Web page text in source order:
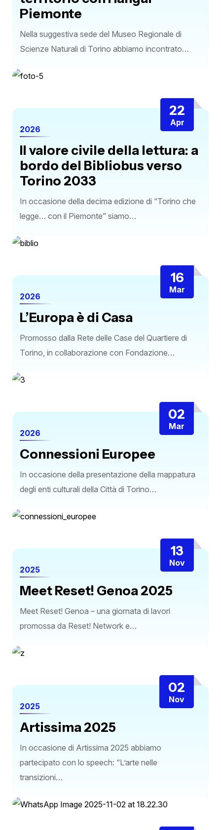
Piemonte
Nella suggestiva sede del Museo Regionale di
Scienze Naturali di Torino abbiamo incontrato…
22
Apr
2026
Il valore civile della lettura: a
bordo del Bibliobus verso
Torino 2033
In occasione della decima edizione di “Torino che
legge… con il Piemonte” siamo…
16
Mar
2026
L’Europa è di Casa
Promosso dalla Rete delle Case del Quartiere di
Torino, in collaborazione con Fondazione…
02
Mar
2026
Connessioni Europee
In occasione della presentazione della mappatura
degli enti culturali della Città di Torino…
13
Nov
2025
Meet Reset! Genoa 2025
Meet Reset! Genoa – una giornata di lavori
promossa da Reset! Network e…
02
Nov
2025
Artissima 2025
In occasione di Artissima 2025 abbiamo
partecipato con lo speech: “L’arte nelle
transizioni…